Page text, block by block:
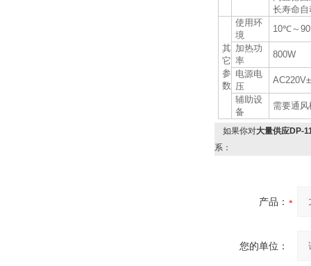
长寿命
其
它
参
数
使用环
境
10℃～
加热功
率
800W
电源电
压
辅助设
备
需要通
如果你对大量供应DP-
系：
产品：
您的单位：